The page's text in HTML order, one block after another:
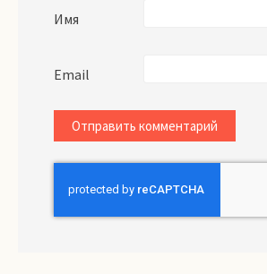
Имя
Email